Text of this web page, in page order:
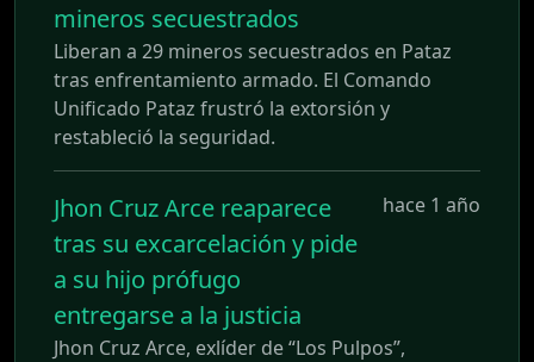
mineros secuestrados
Liberan a 29 mineros secuestrados en Pataz
tras enfrentamiento armado. El Comando
Unificado Pataz frustró la extorsión y
restableció la seguridad.
Jhon Cruz Arce reaparece
tras su excarcelación y pide
a su hijo prófugo
entregarse a la justicia
hace 1 año
Jhon Cruz Arce, exlíder de “Los Pulpos”,